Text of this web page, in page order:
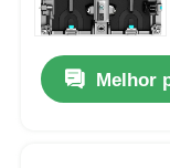
Melhor